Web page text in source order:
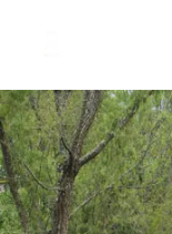
Inicio
En Vivo